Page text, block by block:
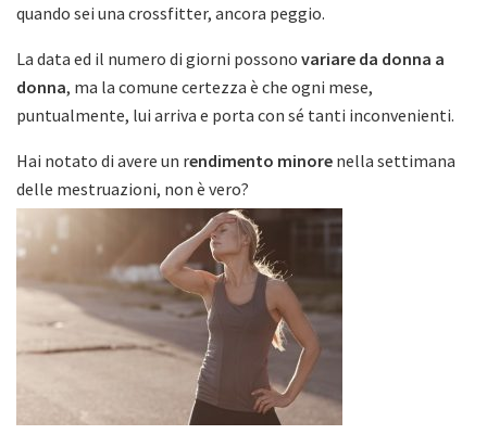
quando sei una crossfitter, ancora peggio.
La data ed il numero di giorni possono variare da donna a
donna, ma la comune certezza è che ogni mese,
puntualmente, lui arriva e porta con sé tanti inconvenienti.
Hai notato di avere un rendimento minore nella settimana
delle mestruazioni, non è vero?